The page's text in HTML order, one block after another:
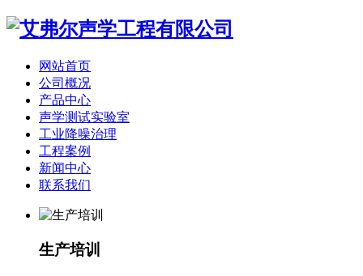
网站首页
公司概况
产品中心
声学测试实验室
工业降噪治理
工程案例
新闻中心
联系我们
生产培训